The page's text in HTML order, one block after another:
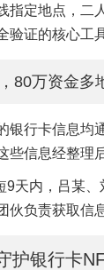
指定地点，二
验证的核心工具
80万资金多
银行卡信息均
些信息经整理
9天内，吕某
伙负责获取信
护银行卡